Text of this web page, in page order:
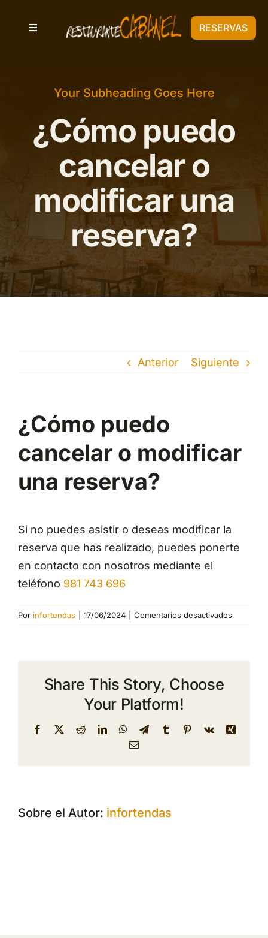
Toggle
Costa da Morte
Cómo Llegar
FAQ’s
RESERVAS
Your Subheading Goes Here
¿Cómo puedo
cancelar o
modificar una
reserva?
Anterior Siguiente
¿Cómo puedo
cancelar o modificar
una reserva?
Si no puedes asistir o deseas modificar la
reserva que has realizado, puedes ponerte
en contacto con nosotros mediante el
teléfono 981 743 696
Por infortendas 17/06/2024 Comentarios desactivadosen
¿Cómo
Share This Story, Choose
Your Platform!
Facebook
X RedditLinkedInWhatsApp
TelegramTumblrPinterest
Vk
Xing
Correo
Sobre el Autor: infortendas